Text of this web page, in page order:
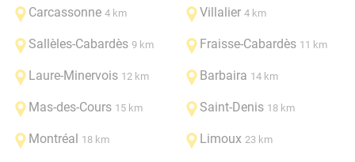
Carcassonne 4 km Villalier 4 km
Sallèles-Cabardès 9 km Fraisse-Cabardès 11 km
Laure-Minervois 12 km Barbaira 14 km
Mas-des-Cours 15 km Saint-Denis 18 km
Montréal 18 km Limoux 23 km